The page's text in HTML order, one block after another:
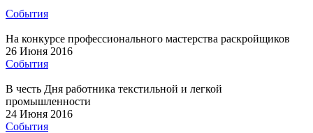
События
На конкурсе профессионального мастерства раскройщиков
26 Июня 2016
События
В честь Дня работника текстильной и легкой
промышленности
24 Июня 2016
События